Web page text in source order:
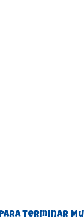
Para terminar